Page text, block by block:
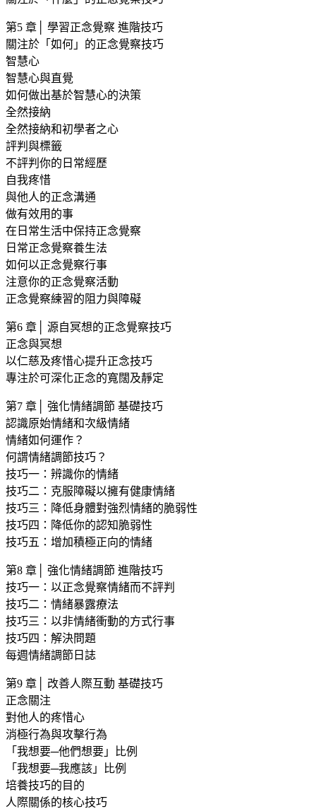
第5 章│ 學習正念覺察 進階技巧
關注於「如何」的正念覺察技巧
智慧心
智慧心與直覺
如何做出基於智慧心的決策
全然接納
全然接納和初學者之心
評判與標籤
不評判你的日常經歷
自我疼惜
與他人的正念溝通
做有效用的事
在日常生活中保持正念覺察
日常正念覺察養生法
如何以正念覺察行事
注意你的正念覺察活動
正念覺察練習的阻力與障礙
第6 章│ 源自冥想的正念覺察技巧
正念與冥想
以仁慈及疼惜心提升正念技巧
專注於可深化正念的寬闊及靜定
第7 章│ 強化情緒調節 基礎技巧
認識原始情緒和次級情緒
情緒如何運作？
何謂情緒調節技巧？
技巧一：辨識你的情緒
技巧二：克服障礙以擁有健康情緒
技巧三：降低身體對強烈情緒的脆弱性
技巧四：降低你的認知脆弱性
技巧五：增加積極正向的情緒
第8 章│ 強化情緒調節 進階技巧
技巧一：以正念覺察情緒而不評判
技巧二：情緒暴露療法
技巧三：以非情緒衝動的方式行事
技巧四：解決問題
每週情緒調節日誌
第9 章│ 改善人際互動 基礎技巧
正念關注
對他人的疼惜心
消極行為與攻擊行為
「我想要─他們想要」比例
「我想要─我應該」比例
培養技巧的目的
人際關係的核心技巧